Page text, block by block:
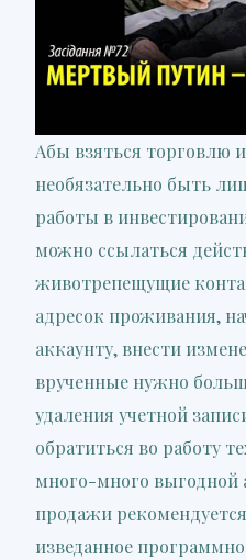
Абы взяться торговлю
необязательно быть
работы в
можно ссылаться
животрепещущие
адресок проживания,
аккаунту, внести
врученные нужно
удаления учетной
обратиться во работу
много-много выгодной
продажи
изведанное